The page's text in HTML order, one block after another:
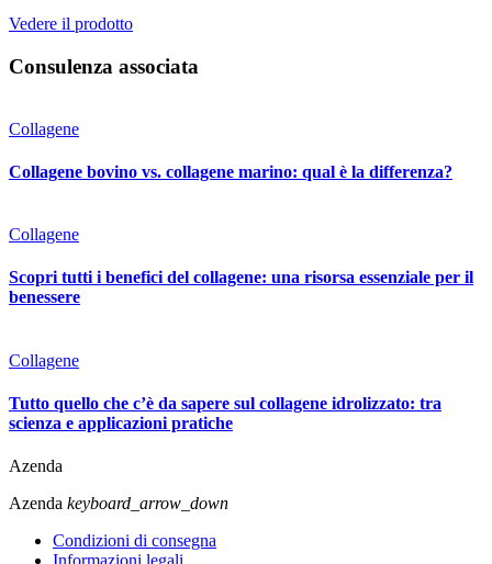
Vedere il prodotto
Consulenza associata
Collagene
Collagene bovino vs. collagene marino: qual è la differenza?
Collagene
Scopri tutti i benefici del collagene: una risorsa essenziale per il
benessere
Collagene
Tutto quello che c’è da sapere sul collagene idrolizzato: tra
scienza e applicazioni pratiche
Azenda
Azenda keyboard_arrow_down
Condizioni di consegna